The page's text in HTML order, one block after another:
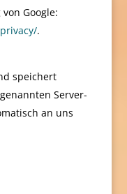
Google:
.
speichert
Server-
an uns